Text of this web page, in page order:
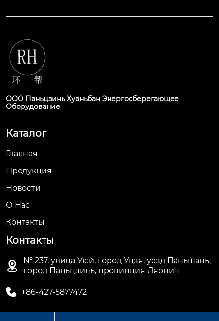
ООО Паньцзинь Хуаньбан Энергосберегающее
Оборудование
Каталог
Главная
Продукция
Новости
О Hас
Контакты
Контакты

№ 237, улица Уюй, город Уцзя, уезд Паньшань,
город Паньцзинь, провинция Ляонин
 +86-427-5877472